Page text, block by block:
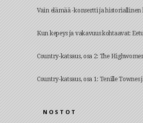
Vain elämää -konsertti ja historiallinen
Kun kepeys ja vakavuus kohtaavat:
Country-katsaus, osa 2: The
Country-katsaus, osa 1: Tenille Townes
NOSTOT